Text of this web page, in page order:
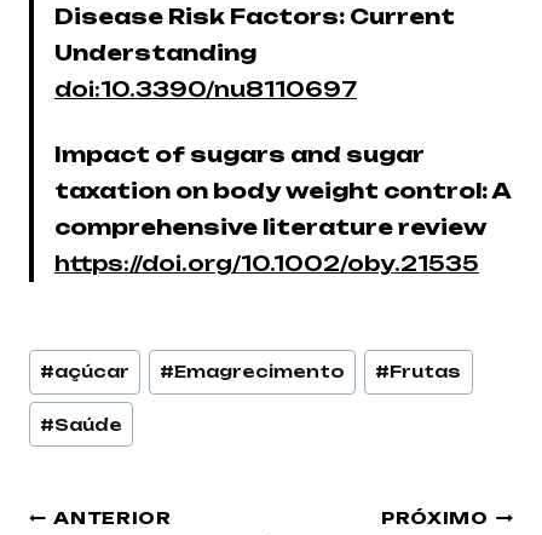
Disease Risk Factors: Current
Understanding
doi:10.3390/nu8110697
Impact of sugars and sugar
taxation on body weight control: A
comprehensive literature review
https://doi.org/10.1002/oby.21535
#açúcar #Emagrecimento #Frutas
#Saúde
ANTERIOR PRÓXIMO